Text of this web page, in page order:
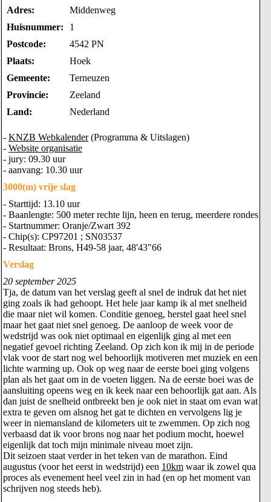
Adres:
Middenweg
Huisnummer:
1
Postcode:
4542 PN
Plaats:
Hoek
Gemeente:
Terneuzen
Provincie:
Zeeland
Land:
Nederland
- KNZB Webkalender(Programma & Uitslagen)
- Website organisatie
- jury: 09.30 uur
- aanvang: 10.30 uur
3000(m) vrije slag
- Starttijd: 13.10 uur
- Baanlengte: 500 meter rechte lijn, heen en terug, meerdere rondes
- Startnummer: Oranje/Zwart 392
- Chip(s): CP97201 ; SN03537
- Resultaat: Brons, H49-58 jaar, 48'43"66
Verslag
20 september 2025
Tja, de datum van het verslag geeft al snel de indruk dat het niet
ging zoals ik had gehoopt. Het hele jaar kamp ik al met snelheid
die maar niet wil komen. Conditie genoeg, herstel gaat heel snel
maar het gaat niet snel genoeg. De aanloop de week voor de
wedstrijd was ook niet optimaal en eigenlijk ging al met een
negatief gevoel richting Zeeland. Op zich kon ik mij in de periode
vlak voor de start nog wel behoorlijk motiveren met muziek en een
lichte warming up. Ook op weg naar de eerste boei ging volgens
plan als het gaat om in de voeten liggen. Na de eerste boei was de
aansluiting opeens weg en ik keek naar een behoorlijk gat aan. Als
dan juist de snelheid ontbreekt ben je ook niet in staat om evan wat
extra te geven om alsnog het gat te dichten en vervolgens lig je
weer in niemansland de kilometers uit te zwemmen. Op zich nog
verbaasd dat ik voor brons nog naar het podium mocht, hoewel
eigenlijk dat toch mijn minimale niveau moet zijn.
Dit seizoen staat verder in het teken van de marathon. Eind
augustus (voor het eerst in wedstrijd) een 10km waar ik zowel qua
proces als evenement heel veel zin in had (en op het moment van
schrijven nog steeds heb).